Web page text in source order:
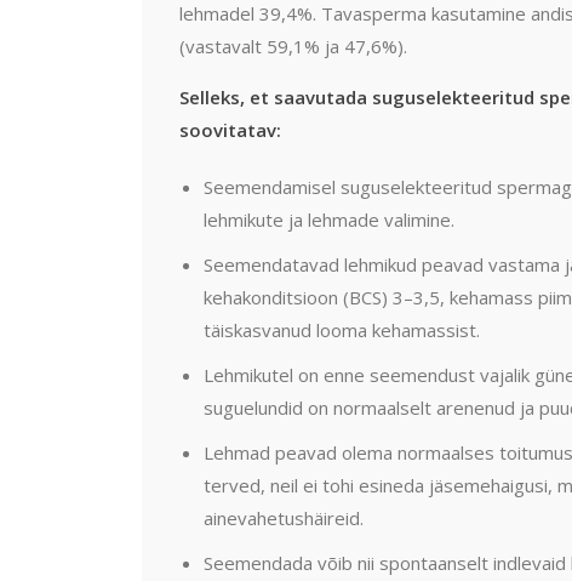
lehmadel 39,4%. Tavasperma kasutamine
(vastavalt 59,1% ja 47,6%).
Selleks, et saavutada suguselekteeritud
soovitatav:
Seemendamisel suguselekteeritud
lehmikute ja lehmade valimine.
Seemendatavad lehmikud peavad
kehakonditsioon (BCS) 3–3,5, kehamass
täiskasvanud looma kehamassist.
Lehmikutel on enne seemendust vajalik
suguelundid on normaalselt arenenud ja
Lehmad peavad olema normaalses
terved, neil ei tohi esineda jäsemehaigusi,
ainevahetushäireid.
Seemendada võib nii spontaanselt